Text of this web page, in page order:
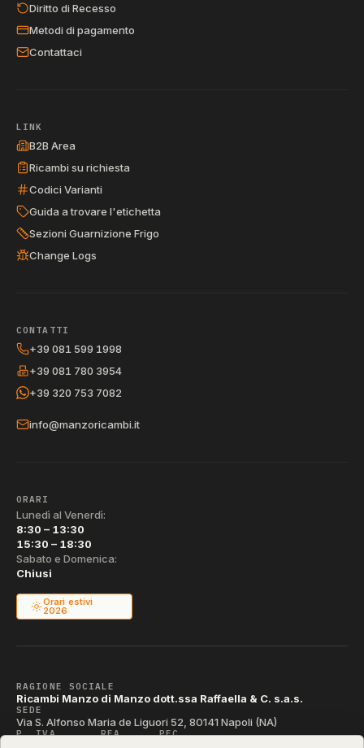
Diritto di Recesso
Metodi di pagamento
Contattaci
LINK
B2B Area
Ricambi su richiesta
Codici Varianti
Guida a trovare l'etichetta
Sezioni Guarnizione Frigo
Change Logs
CONTATTI
+39 081 599 1998
+39 081 780 3954
+39 320 753 7082
info@manzoricambi.it
ORARI
Lunedì al Venerdì:
8:30 – 13:30
15:30 – 18:30
Sabato e Domenica:
Chiusi
Orari estivi
2026
RAGIONE SOCIALE
Ricambi Manzo di Manzo dott.ssa Raffaella & C. s.a.s.
SEDE
Via S. Alfonso Maria de Liguori 52, 80141 Napoli (NA)
P. IVA REA PEC